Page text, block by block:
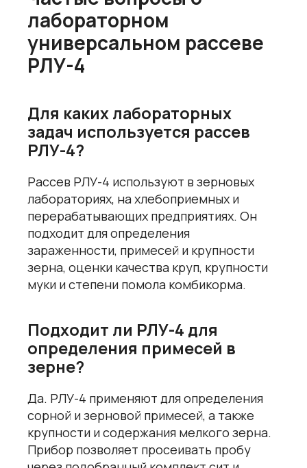
лабораторном
универсальном рассеве
РЛУ-4
Для каких лабораторных
задач используется рассев
РЛУ-4?
Рассев РЛУ-4 используют в зерновых
лабораториях, на хлебоприемных и
перерабатывающих предприятиях. Он
подходит для определения
зараженности, примесей и крупности
зерна, оценки качества круп, крупности
муки и степени помола комбикорма.
Подходит ли РЛУ-4 для
определения примесей в
зерне?
Да. РЛУ-4 применяют для определения
сорной и зерновой примесей, а также
крупности и содержания мелкого зерна.
Прибор позволяет просеивать пробу